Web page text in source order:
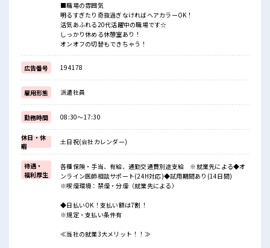
■職場の雰囲気
明るすぎたり奇抜過ぎなければヘアカラーOK！
活気あふれる20代活躍中の職場です☆
しっかり休める休憩室あり！
オンオフの切替もできちゃう！
広告番号 194178
雇用形態 派遣社員
勤務時間 08:30～17:30
休日・休
暇
土日祝(会社カレンダー)
待遇・
福利厚生
各種保険・手当、有給、通勤交通費別途支給 ※就業先による◆オ
ンライン医師相談サポート(24H対応)◆試用期間あり(14日間)
※喫煙環境：禁煙・分煙（就業先による）
◆日払いOK！支払い額は7割！
※規定・支払い条件有
≪当社の就業3大メリット！！≫